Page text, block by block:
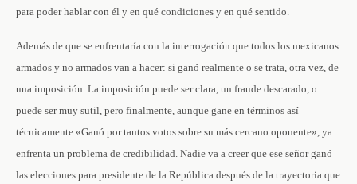
para poder hablar con él y en qué condiciones y en qué sentido.
Además de que se enfrentaría con la interrogación que todos los mexicanos
armados y no armados van a hacer: si ganó realmente o se trata, otra vez, de
una imposición. La imposición puede ser clara, un fraude descarado, o
puede ser muy sutil, pero finalmente, aunque gane en términos así
técnicamente «Ganó por tantos votos sobre su más cercano oponente», ya
enfrenta un problema de credibilidad. Nadie va a creer que ese señor ganó
las elecciones para presidente de la República después de la trayectoria que